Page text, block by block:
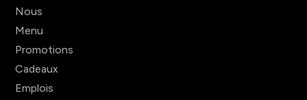
Nous
Menu
Promotions
Cadeaux
Emplois